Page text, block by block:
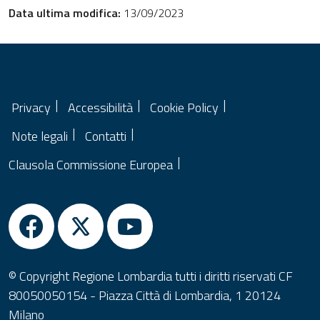
Data ultima modifica: 13/09/2023
Privacy Accessibilità
Cookie Policy
Note legali
Contatti
Clausola Commissione Europea
© Copyright Regione Lombardia tutti i diritti riservati CF
80050050154 - Piazza Città di Lombardia, 1 20124
Milano